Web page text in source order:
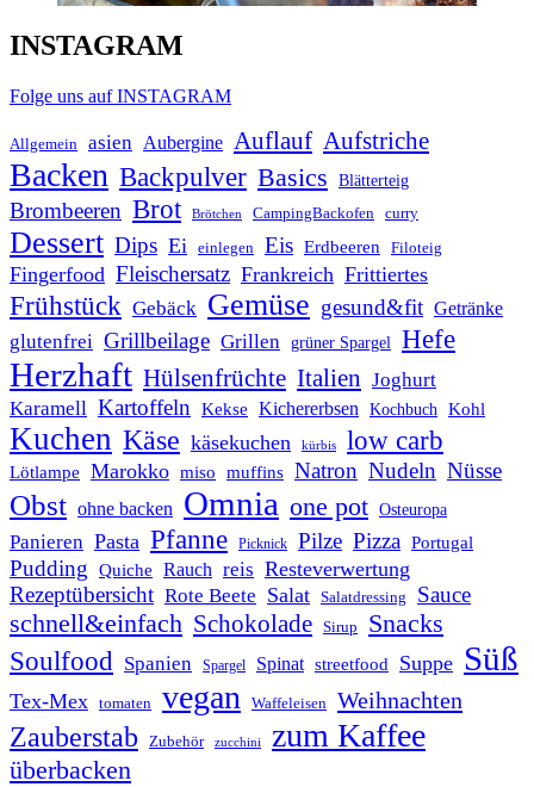
INSTAGRAM
Folge uns auf INSTAGRAM
Allgemein asien Aubergine Auflauf Aufstriche
Backen Backpulver Basics Blätterteig
Brombeeren Brot Brötchen CampingBackofen curry
Dessert Dips Ei einlegen Eis Erdbeeren Filoteig
Fingerfood Fleischersatz Frankreich Frittiertes
Frühstück Gebäck Gemüse gesund&fit Getränke
glutenfrei Grillbeilage Grillen grüner Spargel Hefe
Herzhaft Hülsenfrüchte Italien Joghurt
Karamell Kartoffeln Kekse Kichererbsen Kochbuch Kohl
Kuchen Käse käsekuchen kürbis low carb
Lötlampe Marokko miso muffins Natron Nudeln Nüsse
Obst ohne backen Omnia one pot Osteuropa
Panieren Pasta Pfanne Picknick Pilze Pizza Portugal
Pudding Quiche Rauch reis Resteverwertung
Rezeptübersicht Rote Beete Salat Salatdressing Sauce
schnell&einfach Schokolade Sirup Snacks
Soulfood Spanien Spargel Spinat streetfood Suppe Süß
Tex-Mex tomaten vegan Waffeleisen Weihnachten
Zauberstab Zubehör zucchini zum Kaffee
überbacken